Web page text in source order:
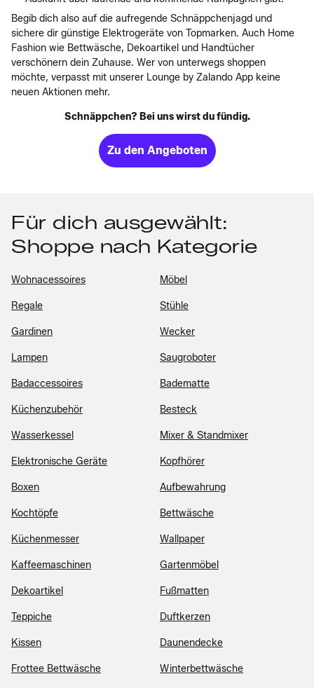
Begib dich also auf die aufregende Schnäppchenjagd und
sichere dir günstige Elektrogeräte von Topmarken. Auch Home
Fashion wie Bettwäsche, Dekoartikel und Handtücher
verschönern dein Zuhause. Wer von unterwegs shoppen
möchte, verpasst mit unserer Lounge by Zalando App keine
neuen Aktionen mehr.
Schnäppchen? Bei uns wirst du fündig.
Zu den Angeboten
Für dich ausgewählt:
Shoppe nach Kategorie
Wohnacessoires Möbel
Regale Stühle
Gardinen Wecker
Lampen Saugroboter
Badaccessoires Badematte
Küchenzubehör Besteck
Wasserkessel Mixer & Standmixer
Elektronische Geräte Kopfhörer
Boxen Aufbewahrung
Kochtöpfe Bettwäsche
Küchenmesser Wallpaper
Kaffeemaschinen Gartenmöbel
Dekoartikel Fußmatten
Teppiche Duftkerzen
Kissen Daunendecke
Frottee Bettwäsche Winterbettwäsche